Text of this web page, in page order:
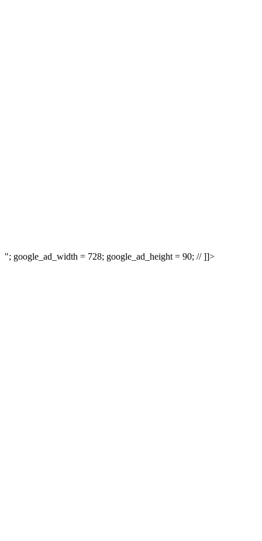
"; google_ad_width = 728; google_ad_height = 90; // ]]>